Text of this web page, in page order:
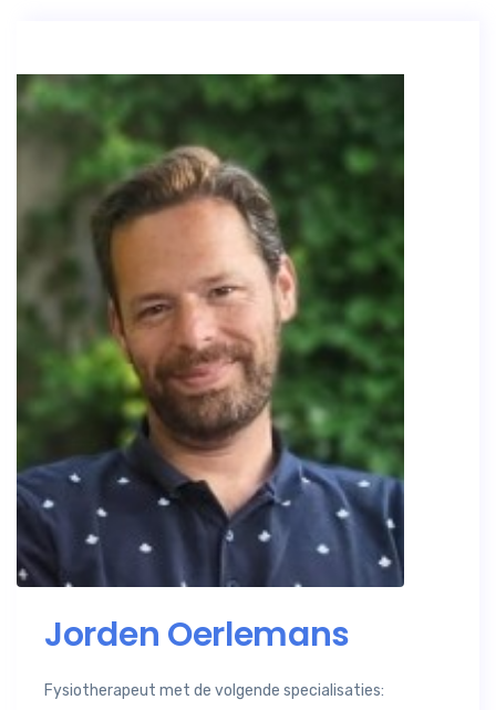
Jorden Oerlemans
Fysiotherapeut met de volgende specialisaties: